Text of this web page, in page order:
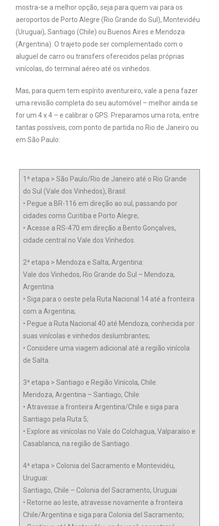
mostra-se a melhor opção, seja para quem vai para os
aeroportos de Porto Alegre (Rio Grande do Sul), Montevidéu
(Uruguai), Santiago (Chile) ou Buenos Aires e Mendoza
(Argentina). O trajeto pode ser complementado com o
aluguel de carro ou transfers oferecidos pelas próprias
vinícolas, do terminal aéreo até os vinhedos.
Mas, para quem tem espírito aventureiro, vale a pena fazer
uma revisão completa do seu automóvel – melhor ainda se
for um 4 x 4 – e calibrar o GPS. Preparamos uma rota, entre
tantas possíveis, com ponto de partida no Rio de Janeiro ou
em São Paulo:
1ª etapa > São Paulo/Rio de Janeiro até o Rio Grande
do Sul (Vale dos Vinhedos), Brasil:
• Pegue a BR-116 em direção ao sul, passando por
cidades como Curitiba e Porto Alegre;
• Acesse a RS-470 em direção a Bento Gonçalves,
cidade central no Vale dos Vinhedos.
2ª etapa > Mendoza e Salta, Argentina:
Vale dos Vinhedos, Rio Grande do Sul – Mendoza,
Argentina
• Siga para o oeste pela Ruta Nacional 14 até a fronteira
com a Argentina;
• Pegue a Ruta Nacional 40 até Mendoza, conhecida por
suas vinícolas e vinhedos deslumbrantes;
• Considere uma viagem adicional até a região vinícola
de Salta.
3ª etapa > Santiago e Região Vinícola, Chile:
Mendoza, Argentina – Santiago, Chile
• Atravesse a fronteira Argentina/Chile e siga para
Santiago pela Ruta 5;
• Explore as vinícolas no Vale do Colchagua, Valparaíso e
Casablanca, na região de Santiago.
4ª etapa > Colonia del Sacramento e Montevidéu,
Uruguai:
Santiago, Chile – Colonia del Sacramento, Uruguai
• Retorne ao leste, atravesse novamente a fronteira
Chile/Argentina e siga para Colonia del Sacramento;